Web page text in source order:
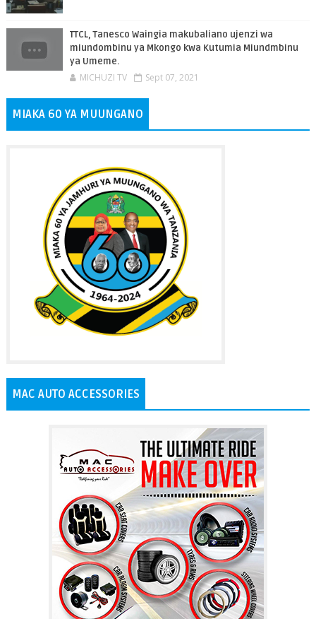
TTCL, Tanesco Waingia makubaliano ujenzi wa
miundombinu ya Mkongo kwa Kutumia Miundmbinu
ya Umeme.
MICHUZI TV Sept 07, 2021
MIAKA 60 YA MUUNGANO
MAC AUTO ACCESSORIES